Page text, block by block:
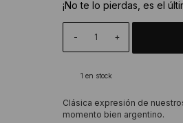
¡No te lo pierdas, es el
- +
1 en stock
Clásica expresión de
momento bien argentino.